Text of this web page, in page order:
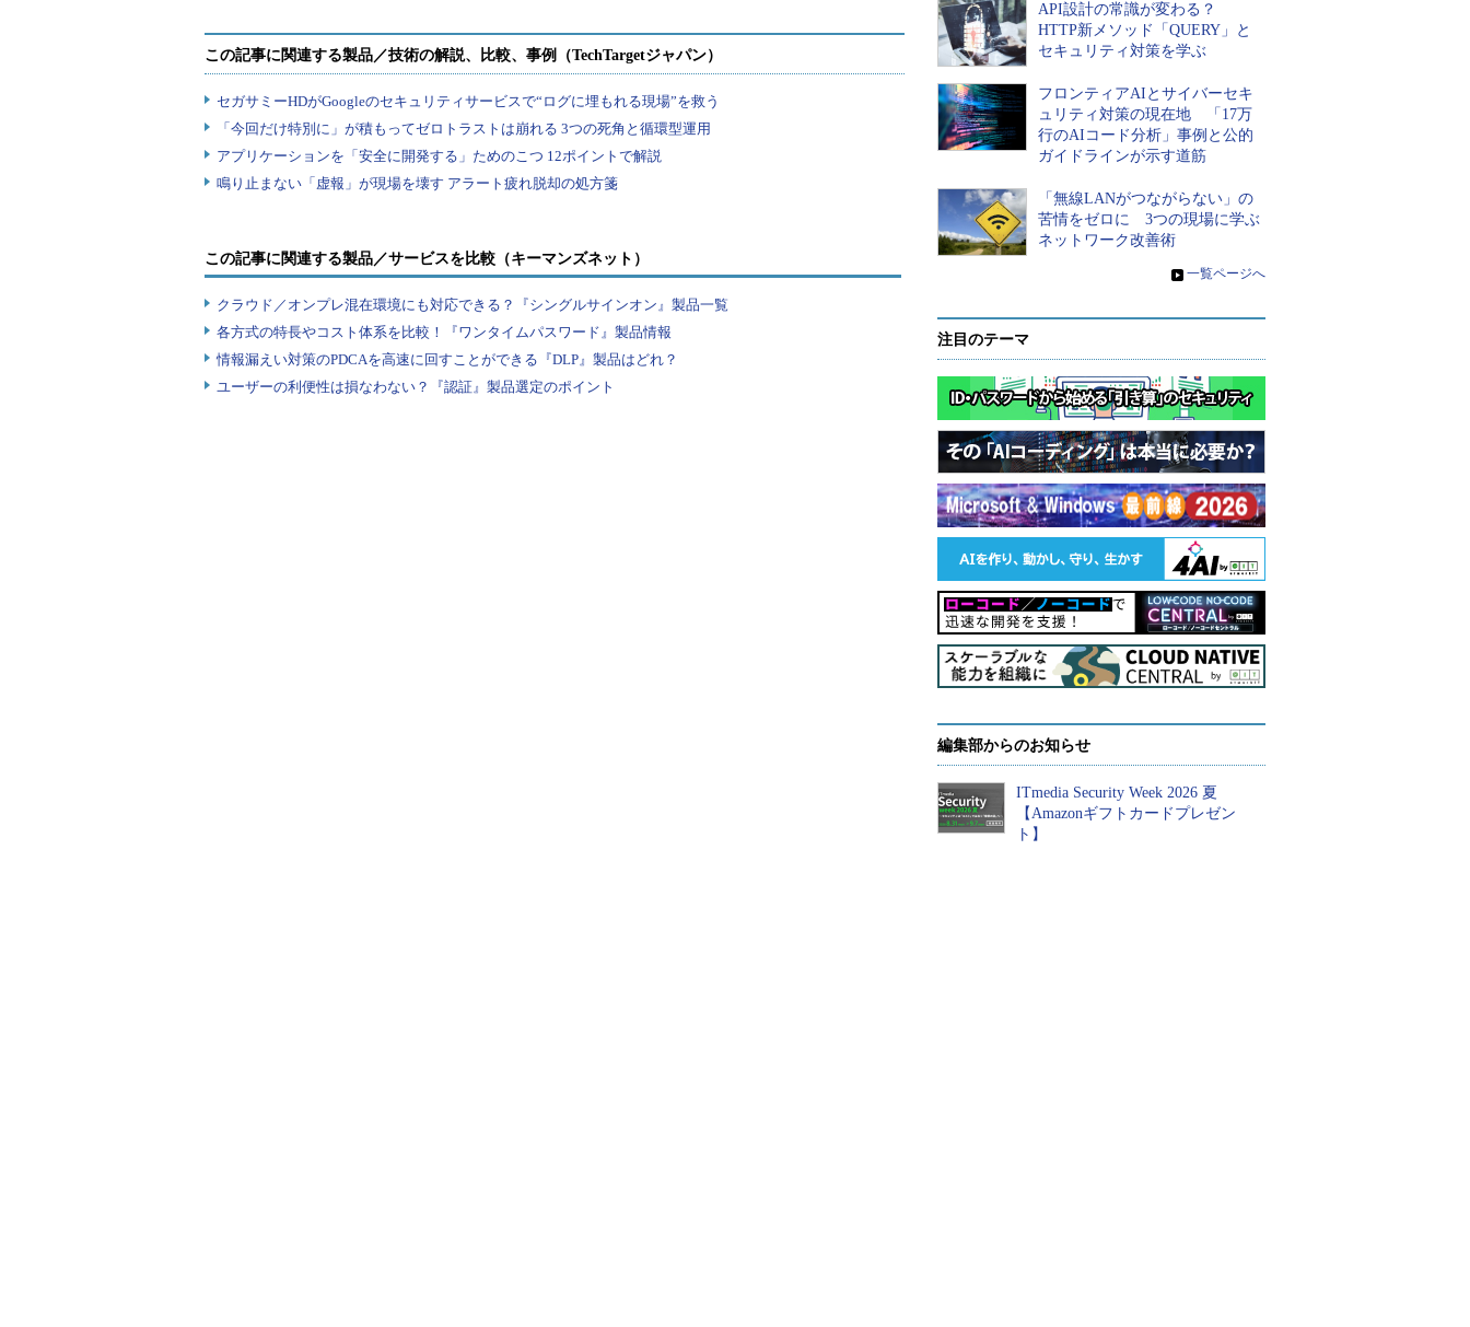
この記事に関連する製品／サービスを比較（キーマンズネット）
クラウド／オンプレ混在環境にも対応できる？『シングルサインオン』製品一覧
各方式の特長やコスト体系を比較！『ワンタイムパスワード』製品情報
情報漏えい対策のPDCAを高速に回すことができる『DLP』製品はどれ？
ユーザーの利便性は損なわない？『認証』製品選定のポイント
API設計の常識が変わる？
HTTP新メソッド「QUERY」と
セキュリティ対策を学ぶ
フロンティアAIとサイバーセキ
ュリティ対策の現在地 「17万
行のAIコード分析」事例と公的
ガイドラインが示す道筋
「無線LANがつながらない」の
苦情をゼロに 3つの現場に学ぶ
ネットワーク改善術
» 一覧ページへ
注目のテーマ
編集部からのお知らせ
ITmedia Security Week 2026 夏
【Amazonギフトカードプレゼン
ト】